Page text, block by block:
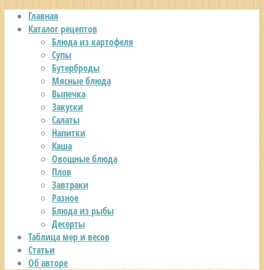
Главная
Каталог рецептов
Блюда из картофеля
Супы
Бутерброды
Мясные блюда
Выпечка
Закуски
Салаты
Напитки
Каша
Овощные блюда
Плов
Завтраки
Разное
Блюда из рыбы
Десерты
Таблица мер и весов
Статьи
Об авторе